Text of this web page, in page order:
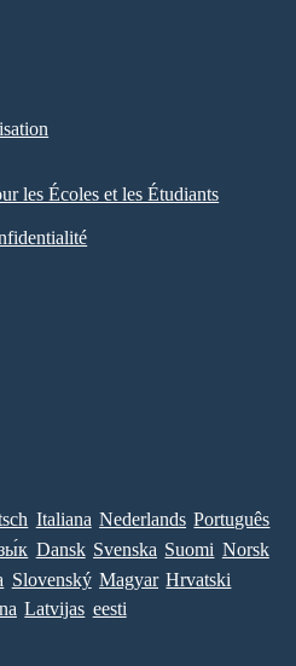
les Écoles et les Étudiants
Italiana Nederlands Português
Dansk Svenska Suomi Norsk
Slovenský Magyar Hrvatski
Latvijas eesti